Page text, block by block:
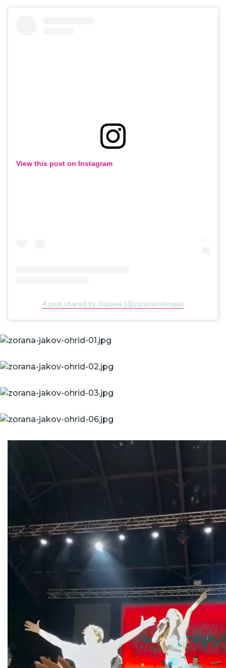
View this post on Instagram
A post shared by Зорана (@zoranamitevaa)